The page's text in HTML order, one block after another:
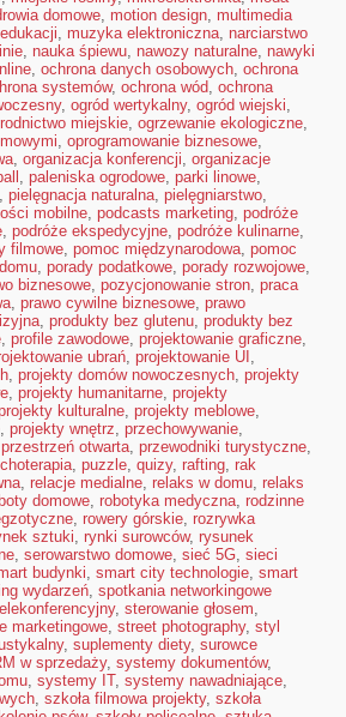
domowe, motion design, multimedia
, muzyka elektroniczna, narciarstwo
, nauka śpiewu, nawozy naturalne, nawyki
, ochrona danych osobowych, ochrona
systemów, ochrona wód, ochrona
, ogród wertykalny, ogród wiejski,
miejskie, ogrzewanie ekologiczne,
, oprogramowanie biznesowe,
, organizacja konferencji, organizacje
, paleniska ogrodowe, parki linowe,
, pielęgnacja naturalna, pielęgniarstwo,
mobilne, podcasts marketing, podróże
, podróże ekspedycyjne, podróże kulinarne,
filmowe, pomoc międzynarodowa, pomoc
, porady podatkowe, porady rozwojowe,
biznesowe, pozycjonowanie stron, praca
, prawo cywilne biznesowe, prawo
, produkty bez glutenu, produkty bez
, profile zawodowe, projektowanie graficzne,
ubrań, projektowanie UI ,
, projekty domów nowoczesnych, projekty
, projekty humanitarne, projekty
kulturalne, projekty meblowe,
, projekty wnętrz, przechowywanie,
przestrzeń otwarta, przewodniki turystyczne,
, puzzle, quizy, rafting, rak
, relacje medialne, relaks w domu, relaks
domowe, robotyka medyczna, rodzinne
, rowery górskie, rozrywka
sztuki, rynki surowców, rysunek
, serowarstwo domowe, sieć 5G, sieci
budynki, smart city technologie, smart
wydarzeń, spotkania networkingowe
, sterowanie głosem,
marketingowe, street photography, styl
, suplementy diety, surowce
w sprzedaży, systemy dokumentów,
, systemy IT, systemy nawadniające,
, szkoła filmowa projekty, szkoła